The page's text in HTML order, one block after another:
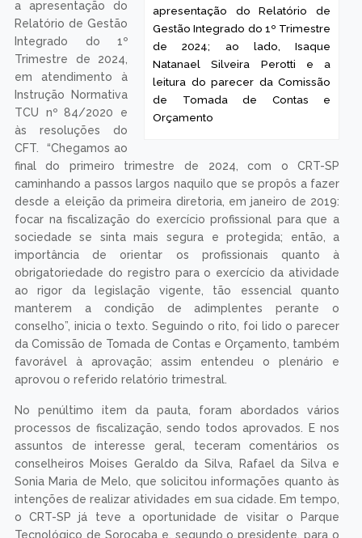
e Orçamento pelo
coordenador, Isaque
Natanael Silveira Perotti, com recomendação unânime dos
integrantes da pasta para a aprovação, as constas do mês
foram submetidas ao plenário e aprovadas.
Mesaque Araújo da Silva:
apresentação do Relatório de
Gestão Integrado do 1º Trimestre
Natanael Silveira Perotti e a
leitura do parecer da Comissão
de Tomada de Contas e
Orçamento
Mesaque Araújo da
Silva retornou para
a apresentação do
Relatório de Gestão
Integrado do 1º
Trimestre de 2024,
em atendimento à
Instrução Normativa
TCU nº 84/2020 e
às resoluções do
CFT. “Chegamos ao
final do primeiro
trimestre de 2024,
com o CRT-SP
caminhando a
passos largos
propôs a fazer
desde a eleição da
primeira diretoria,
em janeiro de 2019:
focar na fiscalização
do exercício
profissional para que a sociedade se sinta mais segura e